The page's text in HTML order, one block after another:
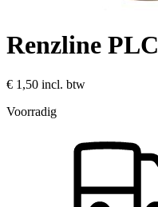
Renzline
€ 1,50 incl. btw
Voorradig